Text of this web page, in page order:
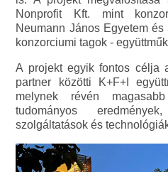
Nonprofit Kft. mint
Neumann János Egyetem
konzorciumi tagok -
A projekt egyik fontos célja
partner közötti K+F+I
melynek révén
tudományos
szolgáltatások és